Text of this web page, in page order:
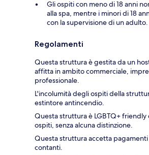
Gli ospiti con meno di 18 anni
alla spa, mentre i minori di 18
con la supervisione di un adulto.
Regolamenti
Questa struttura è gestita da un
affitta in ambito commerciale,
professionale.
L'incolumità degli ospiti della
estintore antincendio.
Questa struttura è LGBTQ+
ospiti, senza alcuna distinzione.
Questa struttura accetta
contanti.